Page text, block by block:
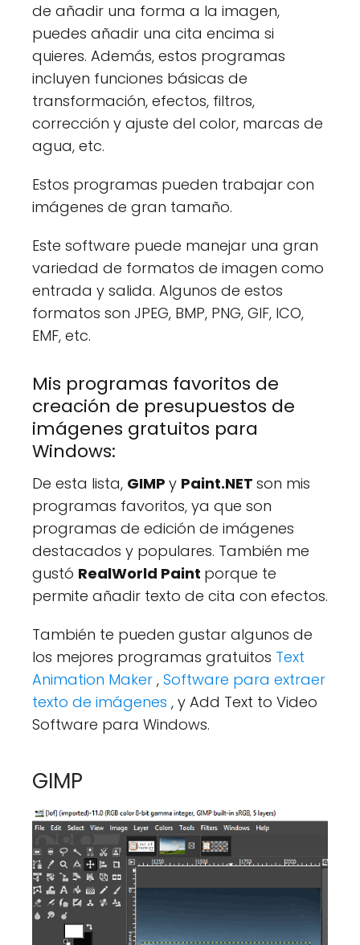
de añadir una forma a la imagen,
puedes añadir una cita encima si
quieres. Además, estos programas
incluyen funciones básicas de
transformación, efectos, filtros,
corrección y ajuste del color, marcas de
agua, etc.
Estos programas pueden trabajar con
imágenes de gran tamaño.
Este software puede manejar una gran
variedad de formatos de imagen como
entrada y salida. Algunos de estos
formatos son JPEG, BMP, PNG, GIF, ICO,
EMF, etc.
Mis programas favoritos de
creación de presupuestos de
imágenes gratuitos para
Windows:
De esta lista, GIMP y Paint.NET son mis
programas favoritos, ya que son
programas de edición de imágenes
destacados y populares. También me
gustó RealWorld Paint porque te
permite añadir texto de cita con efectos.
También te pueden gustar algunos de
los mejores programas gratuitos Text
Animation Maker , Software para extraer
texto de imágenes , y Add Text to Video
Software para Windows.
GIMP